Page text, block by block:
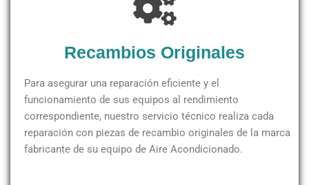
Recambios Originales
Para asegurar una reparación eficiente y el
funcionamiento de sus equipos al rendimiento
correspondiente, nuestro servicio técnico realiza cada
reparación con piezas de recambio originales de la marca
fabricante de su equipo de Aire Acondicionado.